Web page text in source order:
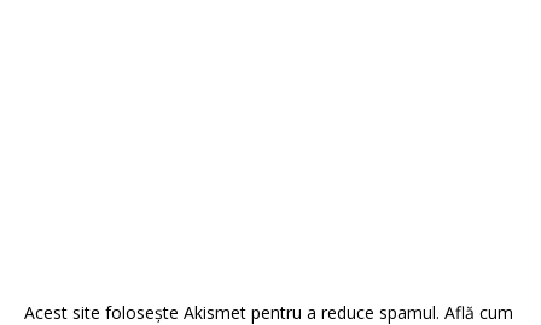
Acest site folosește Akismet pentru a reduce spamul. Află cum